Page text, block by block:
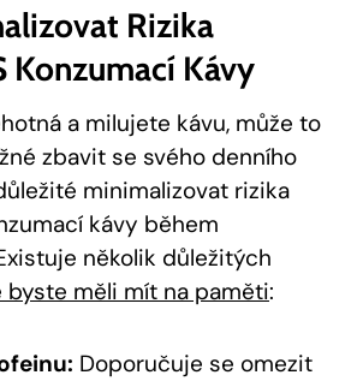
Rizika
Konzumací Kávy
a milujete‍ kávu, může to
zbavit se svého denního
minimalizovat rizika
kávy během
několik důležitých
byste měli mít na paměti:
Doporučuje se omezit